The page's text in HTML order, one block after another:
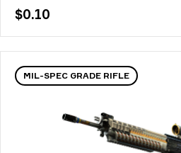
$0.10
MIL-SPEC GRADE RIFLE